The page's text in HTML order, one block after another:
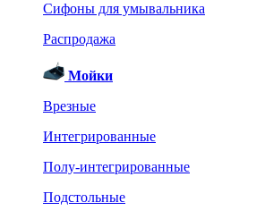
Сифоны для умывальника
Распродажа
Мойки
Врезные
Интегрированные
Полу-интегрированные
Подстольные